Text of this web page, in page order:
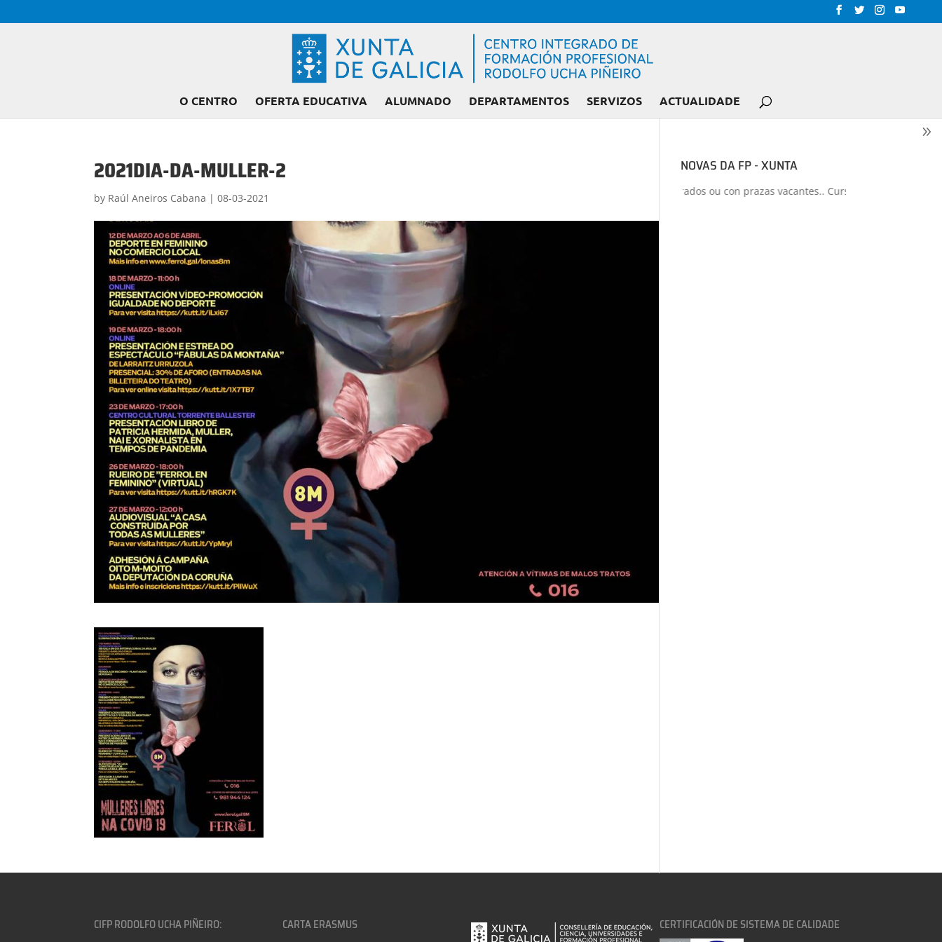
O CENTRO OFERTA EDUCATIVA ALUMNADO DEPARTAMENTOS SERVIZOS ACTUALIDADE
2021DIA-DA-MULLER-2
by Raúl Aneiros Cabana |08-03-2021
NOVAS DA FP - XUNTA
Admisión FP: Ciclos liberados ou con prazas vacantes.. Curso 2026-2027
CIFP RODOLFO UCHA PIÑEIRO: CARTA ERASMUS CERTIFICACIÓN DE SISTEMA DE CALIDADE